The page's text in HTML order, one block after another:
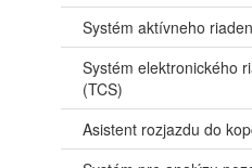
Systém aktívneho
Systém elektronického
(TCS)
Asistent rozjazdu do